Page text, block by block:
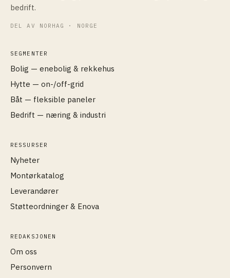
bedrift.
DEL AV NORHAG · NORGE
SEGMENTER
Bolig — enebolig & rekkehus
Hytte — on-/off-grid
Båt — fleksible paneler
Bedrift — næring & industri
RESSURSER
Nyheter
Montørkatalog
Leverandører
Støtteordninger & Enova
REDAKSJONEN
Om oss
Personvern